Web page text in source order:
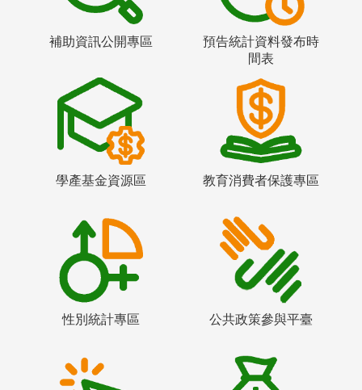
補助資訊公開專區
預告統計資料發布時
間表
學產基金資源區 教育消費者保護專區
性別統計專區 公共政策參與平臺